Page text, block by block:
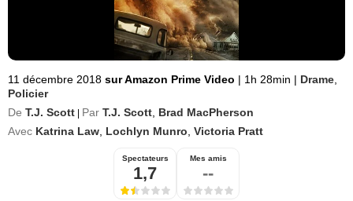
11 décembre 2018 sur Amazon Prime Video | 1h 28min | Drame
Policier
De T.J. Scott Par T.J. Scott Brad MacPherson
Avec Katrina Law Lochlyn Munro Victoria Pratt
Spectateurs
1,7
Mes amis
--